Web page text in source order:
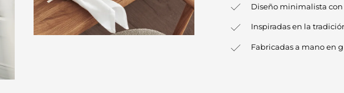
Diseño minimalista
Inspiradas en la
Fabricadas a mano en